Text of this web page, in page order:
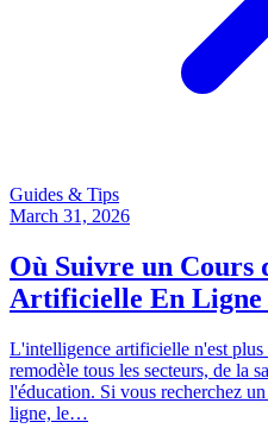
Guides & Tips
March 31, 2026
Où Suivre un Cours
Artificielle En Ligne
L'intelligence artificielle n'est plus
remodèle tous les secteurs, de la
l'éducation. Si vous recherchez
ligne, le…